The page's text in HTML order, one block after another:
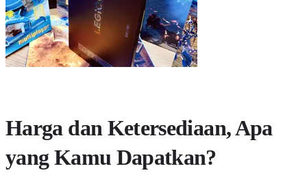
Harga dan Ketersediaan, Apa
yang Kamu Dapatkan?